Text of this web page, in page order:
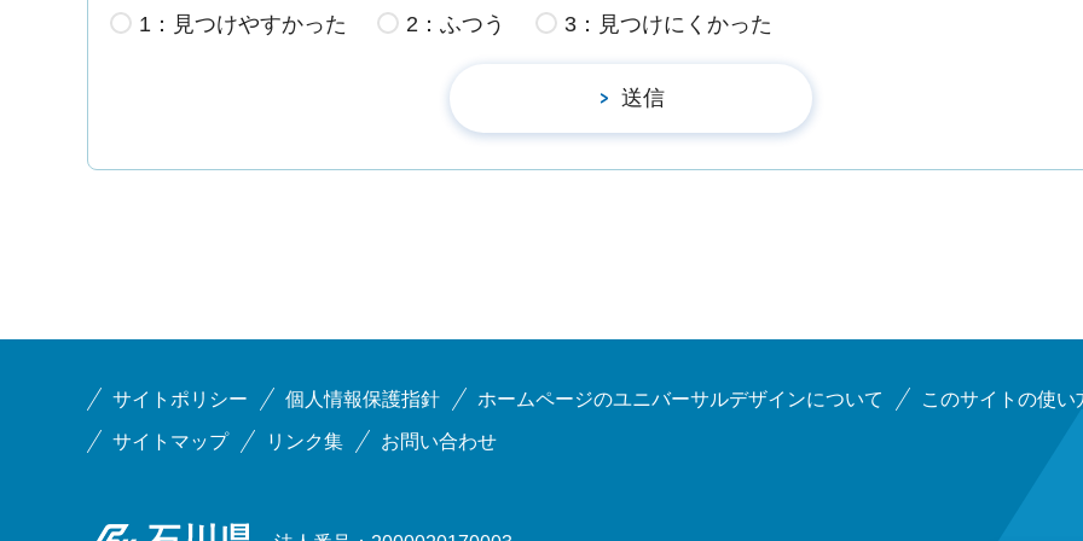
1：見つけやすかった 2：ふつう 3：見つけにくかった
サイトポリシー 個人情報保護指針 ホームページのユニバーサルデザインについて このサイトの使い
サイトマップ リンク集 お問い合わせ